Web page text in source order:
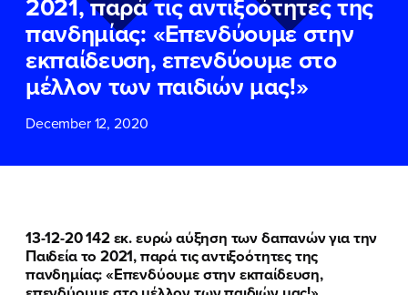
πανδημίας: «Επενδύουμε στην
εκπαίδευση, επενδύουμε στο
μέλλον των παιδιών μας!»
December 12, 2020
13-12-20142 εκ. ευρώ αύξηση των δαπανών για την
Παιδεία το 2021, παρά τις αντιξοότητες της
πανδημίας: «Επενδύουμε στην εκπαίδευση,
ΕΠΙΘΕΤΟ*
ΤΗΛΕΦΩΝΟ*
EMAIL
Δεδομένων
και τους τους
Όρους
Χρήσηςτου δικτυακού τόπου του
Πολιτικού Γραφείου της Βουλευτού
Νίκης Κεραμέως
ΕΠΙΘΕΤΟ*
ΤΗΛΕΦΩΝΟ
EMAIL
Δεδομένων
και τους τους
Όρους
Χρήσηςτου δικτυακού τόπου του
Πολιτικού Γραφείου της Βουλευτού
Νίκης Κεραμέως